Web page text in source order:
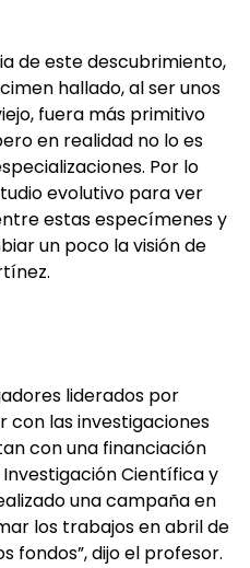
de este descubrimiento,
hallado, al ser unos
fuera más primitivo
en realidad no lo es
Por lo
evolutivo para ver
estas especímenes y
un poco la visión de
liderados por
con las investigaciones
con una financiación
Científica y
una campaña en
los trabajos en abril de
fondos”, dijo el profesor.